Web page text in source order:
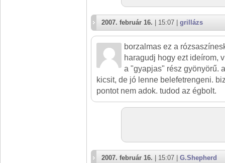
2007. február 16. | 15:07 | grillázs
borzalmas ez a
haragudj hogy ezt ideírom,
a "gyapjas" rész gyönyörű.
kicsit, de jó lenne belefetrengeni.
pontot nem adok. tudod az égbolt.
2007. február 16. | 15:07 | G.Shepherd